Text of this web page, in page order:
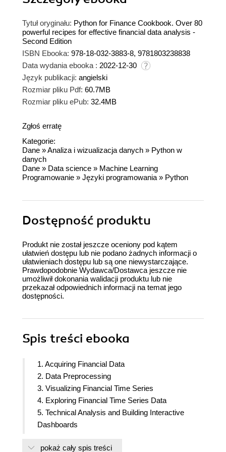
Tytuł oryginału: Python for Finance Cookbook. Over 80
powerful recipes for effective financial data analysis -
Second Edition
ISBN Ebooka: 978-18-032-3883-8, 9781803238838
Data wydania ebooka : 2022-12-30
Język publikacji: angielski
Rozmiar pliku Pdf: 60.7MB
Rozmiar pliku ePub: 32.4MB
Zgłoś erratę
Kategorie:
Dane »Analiza i wizualizacja danych » Python w
danych
Dane » Data science » Machine Learning
Programowanie » Języki programowania » Python
Dostępność produktu
Produkt nie został jeszcze oceniony pod kątem
ułatwień dostępu lub nie podano żadnych informacji o
ułatwieniach dostępu lub są one niewystarczające.
Prawdopodobnie Wydawca/Dostawca jeszcze nie
umożliwił dokonania walidacji produktu lub nie
przekazał odpowiednich informacji na temat jego
dostępności.
Spis treści ebooka
1. Acquiring Financial Data
2. Data Preprocessing
3. Visualizing Financial Time Series
4. Exploring Financial Time Series Data
5. Technical Analysis and Building Interactive
Dashboards
7. Machine Learning-Based Approaches to Time
pokaż cały spis treści